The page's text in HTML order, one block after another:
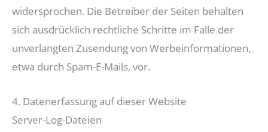
widersprochen. Die Betreiber der Seiten behalten
sich ausdrücklich rechtliche Schritte im Falle der
unverlangten Zusendung von Werbeinformationen,
etwa durch Spam-E-Mails, vor.
4. Datenerfassung auf dieser Website
Server-Log-Dateien